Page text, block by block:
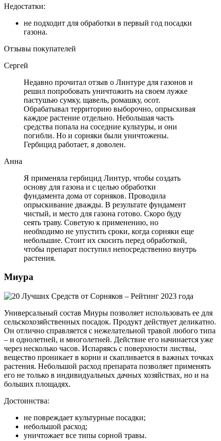
Недостатки:
не подходит для обработки в первый год посадки
газона.
Отзывы покупателей
Сергей
Недавно прочитал отзыв о Линтуре для газонов и
решил попробовать уничтожить на своем лужке
пастушью сумку, щавель, ромашку, осот.
Обрабатывал территорию выборочно, опрыскивая
каждое растение отдельно. Небольшая часть
средства попала на соседние культуры, и они
погибли. Но и сорняки были уничтожены.
Гербицид работает, я доволен.
Анна
Я применяла гербицид Линтур, чтобы создать
основу для газона и с целью обработки
фундамента дома от сорняков. Проводила
опрыскивание дважды. В результате фундамент
чистый, и место для газона готово. Скоро буду
сеять траву. Советую к применению, но
необходимо не упустить сроки, когда сорняки еще
небольшие. Стоит их скосить перед обработкой,
чтобы препарат поступил непосредственно внутрь
растения.
Миура
Универсальный состав Миуры позволяет использовать ее для
сельскохозяйственных посадок. Продукт действует деликатно.
Он отлично справляется с нежелательной травой любого типа
– и однолетней, и многолетней. Действие его начинается уже
через несколько часов. Испаряясь с поверхности листвы,
вещество проникает в корни и скапливается в важных точках
растения. Небольшой расход препарата позволяет применять
его не только в индивидуальных дачных хозяйствах, но и на
больших площадях.
Достоинства:
не повреждает культурные посадки;
небольшой расход;
уничтожает все типы сорной травы.